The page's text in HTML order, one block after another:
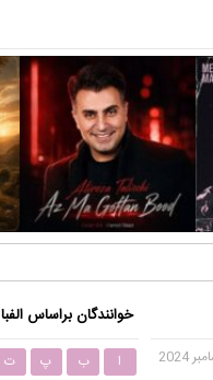
خوانندگان براساس الفبا
ا ب پ ت